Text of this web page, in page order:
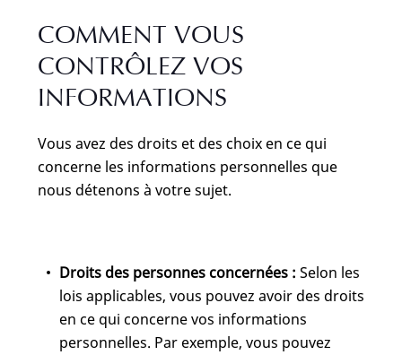
COMMENT VOUS
CONTRÔLEZ VOS
INFORMATIONS
Vous avez des droits et des choix en ce qui
concerne les informations personnelles que
nous détenons à votre sujet.
Droits des personnes concernées : Selon les
lois applicables, vous pouvez avoir des droits
en ce qui concerne vos informations
personnelles. Par exemple, vous pouvez